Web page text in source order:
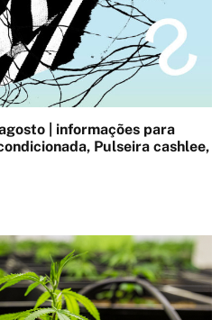
| informações para
Pulseira cashlee,